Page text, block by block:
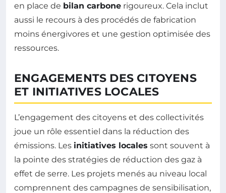
en place de bilan carbone rigoureux. Cela inclut
aussi le recours à des procédés de fabrication
moins énergivores et une gestion optimisée des
ressources.
ENGAGEMENTS DES CITOYENS
ET INITIATIVES LOCALES
L’engagement des citoyens et des collectivités
joue un rôle essentiel dans la réduction des
émissions. Les initiatives locales sont souvent à
la pointe des stratégies de réduction des gaz à
effet de serre. Les projets menés au niveau local
comprennent des campagnes de sensibilisation,